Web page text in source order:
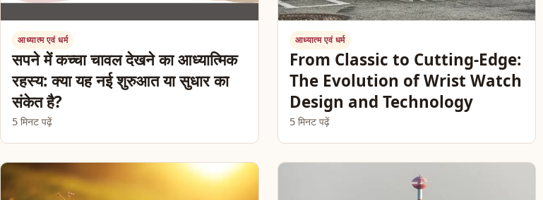
आध्यात्म एवं धर्म
सपने में कच्चा चावल देखने का आध्यात्मिक
रहस्य: क्या यह नई शुरुआत या सुधार का
संकेत है?
5 मिनट पढ़ें
आध्यात्म एवं धर्म
From Classic to Cutting-Edge:
The Evolution of Wrist Watch
Design and Technology
5 मिनट पढ़ें